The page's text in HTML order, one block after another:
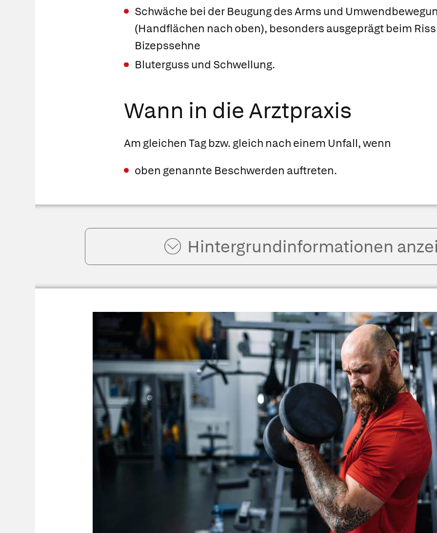
Schwäche bei der Beugung des Arms und
(Handflächen nach oben), besonders ausgeprägt beim
Bizepssehne
Bluterguss und Schwellung.
Wann in die Arztpraxis
Am gleichen Tag bzw. gleich nach einem Unfall, wenn
oben genannte Beschwerden auftreten.
Hintergrund­informationen